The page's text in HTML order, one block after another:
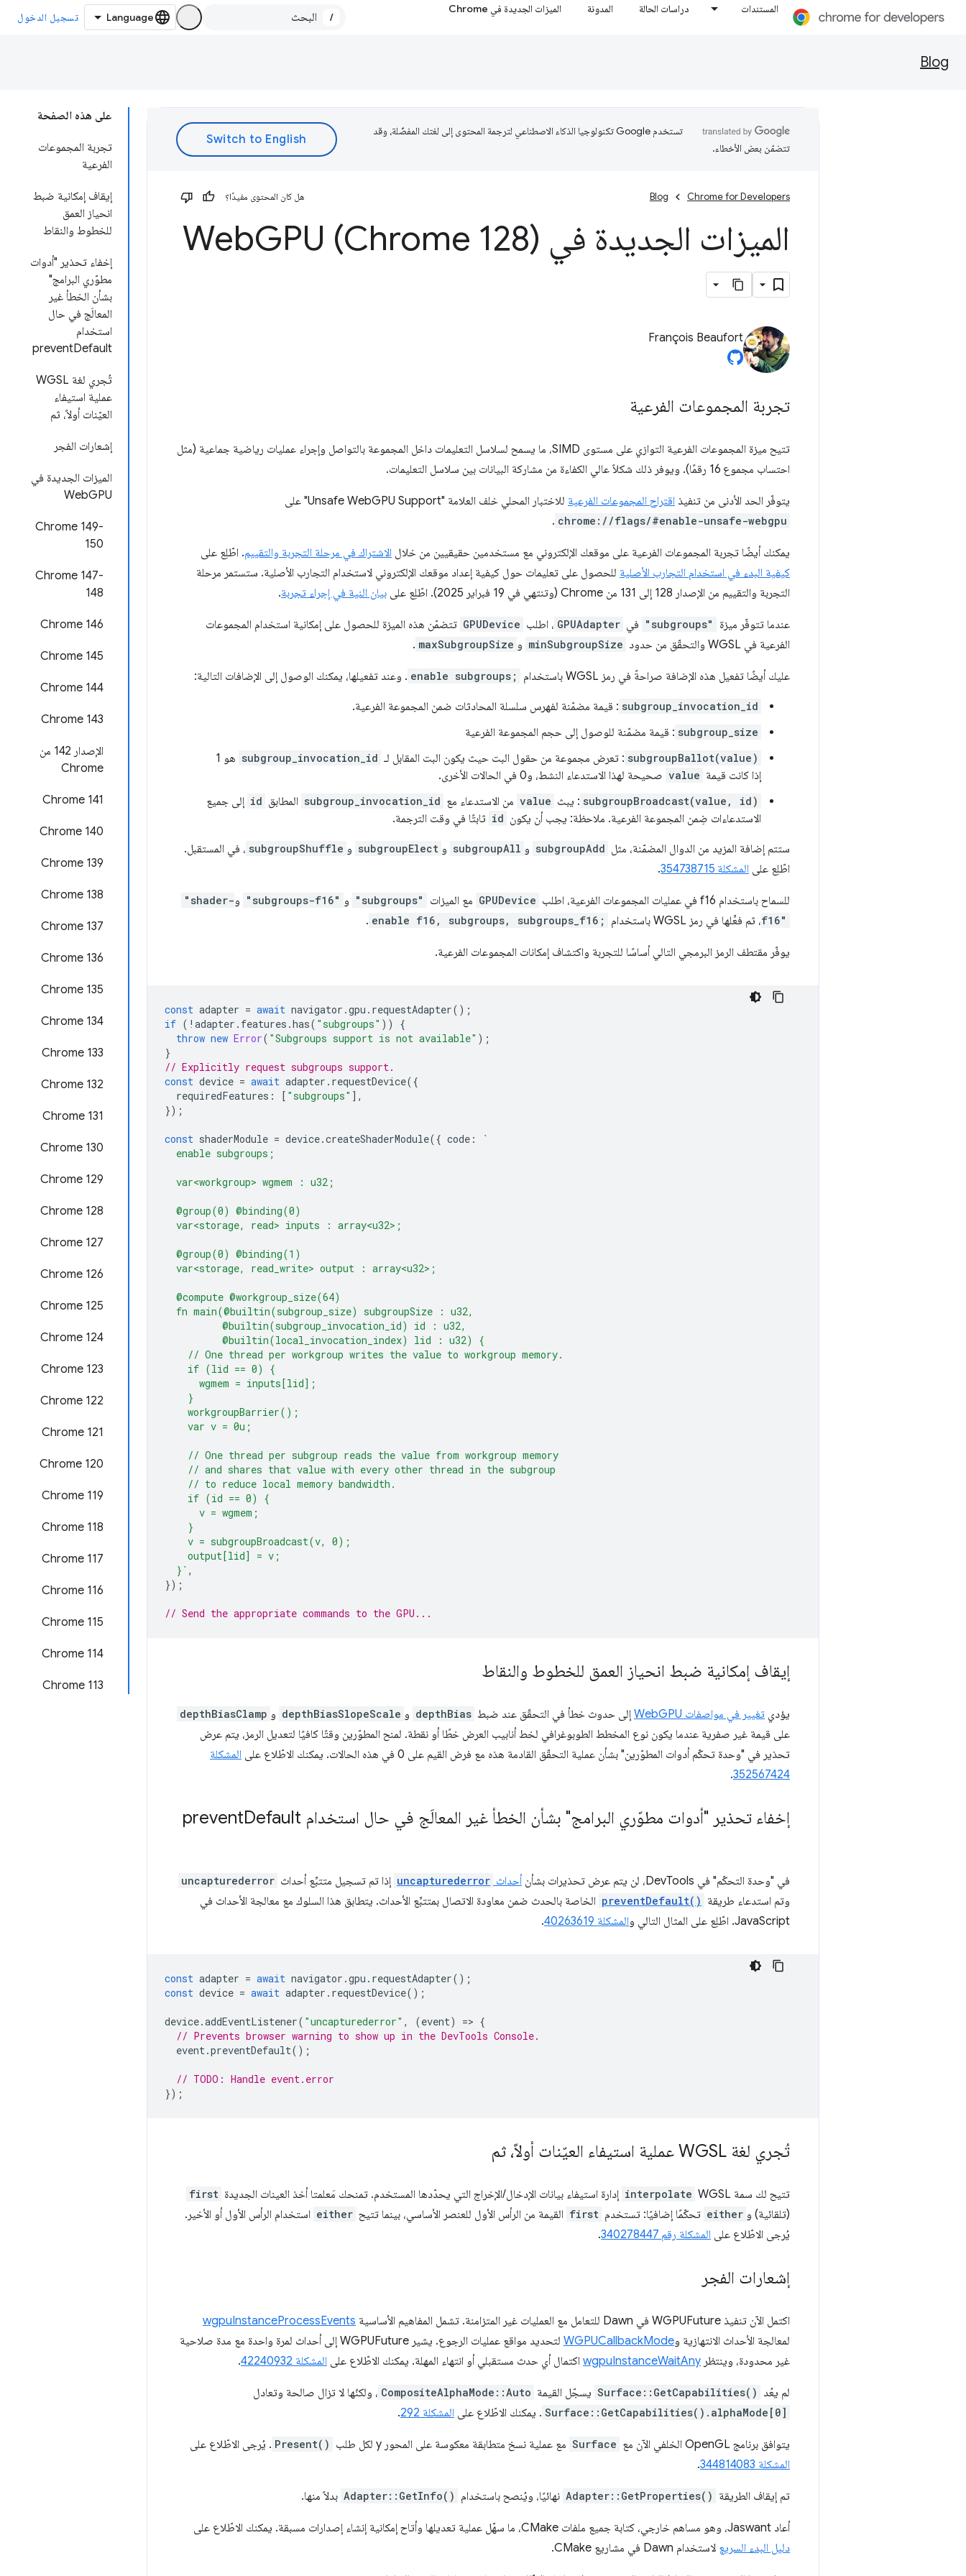
المستندات دراسات الحالة المدونة الميزات الجديدة في Chrome
/ تسجيل الدخول
Blog
على هذه الصفحة
تجربة المجموعات
الفرعية
إيقاف إمكانية ضبط
انحياز العمق
للخطوط والنقاط
إخفاء تحذير "أدوات
مطوّري البرامج"
بشأن الخطأ غير
المعالَج في حال
استخدام
preventDefault
تُجري لغة WGSL
عملية استيفاء
العيّنات أولاً، ثم
إشعارات الفجر
الميزات الجديدة في
WebGPU
‫Chrome 149-
150
Chrome 147-
148
‫Chrome 146
Chrome 145
‫Chrome 144
Chrome 143
الإصدار 142 من
Chrome
‫Chrome 141
Chrome 140
‫Chrome 139
‫Chrome 138
‫Chrome 137
Chrome 136
Chrome 135
‫Chrome 134
‫Chrome 133
‫Chrome 132
Chrome 131
Chrome 130
Chrome 129
‫Chrome 128
Chrome 127
Chrome 126
‫Chrome 125
Chrome 124
Chrome 123
‫Chrome 122
Chrome 121
‫Chrome 120
‫Chrome 119
‫Chrome 118
‫Chrome 117
Chrome 116
Chrome 115
‫Chrome 114
Chrome 113
تستخدم Google تكنولوجيا الذكاء الاصطناعي لترجمة المحتوى إلى لغتك المفضّلة، وقد
تتضمّن بعض الأخطاء.
Chrome for Developers
Blog هل كان المحتوى مفيدًا؟
الميزات الجديدة في Web GPU (Chrome 128)
François Beaufort
تجربة المجموعات الفرعية
تتيح ميزة المجموعات الفرعية التوازي على مستوى SIMD، ما يسمح لسلاسل التعليمات داخل المجموعة بالتواصل وإجراء عمليات رياضية جماعية (مثل
احتساب مجموع 16 رقمًا). ويوفر ذلك شكلاً عالي الكفاءة من مشاركة البيانات بين سلاسل التعليمات.
يتوفّر الحد الأدنى من تنفيذ اقتراح المجموعات الفرعية للاختبار المحلي خلف العلامة "Unsafe WebGPU Support" على
chrome://flags/#enable-unsafe-webgpu
.
يمكنك أيضًا تجربة المجموعات الفرعية على موقعك الإلكتروني مع مستخدمين حقيقيين من خلال الاشتراك في مرحلة التجربة والتقييم. اطّلِع على
كيفية البدء في استخدام التجارب الأصلية للحصول على تعليمات حول كيفية إعداد موقعك الإلكتروني لاستخدام التجارب الأصلية. ستستمر مرحلة
التجربة والتقييم من الإصدار 128 إلى 131 من Chrome (وتنتهي في 19 فبراير 2025). اطّلِع على
بيان النية في إجراء تجربة.
عندما تتوفّر ميزة "subgroups" في GPUAdapter ، اطلب GPUDevice تتضمّن هذه الميزة للحصول على إمكانية استخدام المجموعات
الفرعية في WGSL والتحقّق من حدود
minSubgroupSize و maxSubgroupSize
.
عليك أيضًا تفعيل هذه الإضافة صراحةً في رمز WGSL باستخدام enable subgroups; . وعند تفعيلها، يمكنك الوصول إلى الإضافات التالية:
subgroup_invocation_id : قيمة مضمّنة لفهرس سلسلة المحادثات ضمن المجموعة الفرعية.
subgroup_size : قيمة مضمّنة للوصول إلى حجم المجموعة الفرعية
subgroupBallot(value) : تعرض مجموعة من حقول البت حيث يكون البت المقابل لـ subgroup_invocation_id
هو 1
إذا كانت قيمة value صحيحة لهذا الاستدعاء النشط، و0 في الحالات الأخرى.
subgroupBroadcast(value, id) : يبث value من الاستدعاء مع subgroup_invocation_id المطابق id إلى جميع
الاستدعاءات ضِمن المجموعة الفرعية. ملاحظة: يجب أن يكون id ثابتًا في وقت الترجمة.
ستتم إضافة المزيد من الدوال المضمّنة، مثل subgroupAdd و subgroupAll و subgroupElect و subgroupShuffle ، في المستقبل.
اطّلِع على المشكلة 354738715 .
للسماح باستخدام f16 في عمليات المجموعات الفرعية، اطلب GPUDevice مع الميزات "subgroups" و "subgroups-f16" و"shader-
f16"، ثم فعِّلها في رمز WGSL باستخدام enable f16, subgroups, subgroups_f16;
.
يوفّر مقتطف الرمز البرمجي التالي أساسًا للتجربة واكتشاف إمكانات المجموعات الفرعية.
const adapter = await navigator .gpu . requestAdapter();
if ( ! adapter . features .has( "subgroups" ))
{
throw new Error( "Subgroups support is not available" );
}
// Explicitly request subgroups support.
const device = await adapter . requestDevice({
requiredFeatures : [ "subgroups" ],
});
const shaderModule = device.createShaderModule({ code :
`
  enable subgroups;
  var<workgroup> wgmem : u32;
  @group(0) @binding(0)
  var<storage, read> inputs : array<u32>;
  @group(0) @binding(1)
  var<storage, read_write> output : array<u32>;
  @compute @workgroup_size(64)
  fn main(@builtin(subgroup_size) subgroupSize : u32,
          @builtin(subgroup_invocation_id) id : u32,
          @builtin(local_invocation_index) lid : u32) {
    // One thread per workgroup writes the value to workgroup memory.
    if (lid == 0) {
      wgmem = inputs[lid];
    }
    workgroupBarrier();
    var v = 0u;
    // One thread per subgroup reads the value from workgroup memory
    // and shares that value with every other thread in the subgroup
    // to reduce local memory bandwidth.
    if (id == 0) {
      v = wgmem;
    }
    v = subgroupBroadcast(v, 0);
    output[lid] = v;
  }`
,
});
// Send the appropriate commands to the GPU...
إيقاف إمكانية ضبط انحياز العمق للخطوط والنقاط
يؤدي تغيير في مواصفات WebGPU إلى حدوث خطأ في التحقّق عند ضبط depthBias و depthBiasSlopeScale و depthBiasClamp
على قيمة غير صفرية عندما يكون نوع المخطط الطوبوغرافي لخط أنابيب العرض خطًا أو نقطة. لمنح المطوّرين وقتًا كافيًا لتعديل الرمز، يتم عرض
تحذير في "وحدة تحكّم أدوات المطوّرين" بشأن عملية التحقّق القادمة هذه مع فرض القيم على 0 في هذه الحالات. يمكنك الاطّلاع على
المشكلة
352567424
.
إخفاء تحذير "أدوات مطوّري البرامج" بشأن الخطأ غير المعالَج في حال استخدام prevent Default
في "وحدة التحكّم" في DevTools، لن يتم عرض تحذيرات بشأن أحداث uncapturederror إذا تم تسجيل متتبِّع أحداث uncapturederror
وتم استدعاء طريقة preventDefault() الخاصة بالحدث ضمن معاودة الاتصال بمتتبِّع الأحداث. يتطابق هذا السلوك مع معالجة الأحداث في
JavaScript. اطّلِع على المثال التالي و
المشكلة 40263619 .
const adapter = await navigator .gpu . requestAdapter();
const device = await adapter . requestDevice();
device.addEventListener( "uncapturederror" , (event) => {
// Prevents browser warning to show up in the DevTools Console.
event.preventDefault();
// TODO: Handle event.error
});
تُجري لغة WGSL عملية استيفاء العيّنات أولاً، ثم
تتيح لك سمة WGSL interpolate إدارة استيفاء بيانات الإدخال/الإخراج التي يحدّدها المستخدم. تمنحك مَعلمتا أخذ العينات الجديدة first
(تلقائية) و either تحكّمًا إضافيًا: تستخدم first القيمة من الرأس الأول للعنصر الأساسي، بينما تتيح either استخدام الرأس الأول أو الأخير.
يُرجى الاطّلاع على المشكلة رقم 340278447 .
إشعارات الفجر
اكتمل الآن تنفيذ WGPUFuture في Dawn للتعامل مع العمليات غير المتزامنة. تشمل المفاهيم الأساسية
wgpuInstanceProcessEvents
لمعالجة الأحداث الانتهازية وWGPUCallbackMode
لتحديد مواقع عمليات الرجوع. يشير WGPUFuture إلى أحداث لمرة واحدة مع مدة صلاحية
غير محدودة، وينتظر wgpuInstanceWaitAny اكتمال أي حدث مستقبلي أو انتهاء المهلة. يمكنك الاطّلاع على المشكلة 42240932 .
لم يعُد Surface::GetCapabilities() يسجّل القيمة CompositeAlphaMode::Auto ، ولكنّها لا تزال صالحة وتعادل
Surface::GetCapabilities().alphaMode[0] . يمكنك الاطّلاع على المشكلة 292 .
يتوافق برنامج OpenGL الخلفي الآن مع Surface مع عملية نسخ متطابقة معكوسة على المحور y لكل طلب Present() . يُرجى الاطّلاع على
المشكلة 344814083
.
تم إيقاف الطريقة Adapter::GetProperties() نهائيًا، ويُنصح باستخدام Adapter::GetInfo() بدلاً منها.
أعاد Jaswant، وهو مساهم خارجي، كتابة جميع ملفات CMake، ما سهّل عملية تعديلها وأتاح إمكانية إنشاء إصدارات مسبقة. يمكنك الاطّلاع على
دليل البدء السريع لاستخدام Dawn في مشاريع CMake.